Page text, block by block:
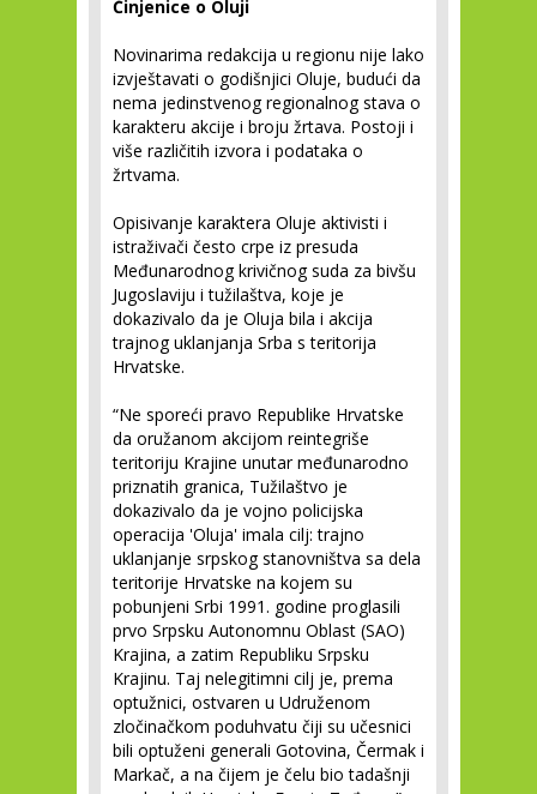
Činjenice o Oluji
Novinarima redakcija u regionu nije lako
izvještavati o godišnjici Oluje, budući da
nema jedinstvenog regionalnog stava o
karakteru akcije i broju žrtava. Postoji i
više različitih izvora i podataka o
žrtvama.
Opisivanje karaktera Oluje aktivisti i
istraživači često crpe iz presuda
Međunarodnog krivičnog suda za bivšu
Jugoslaviju i tužilaštva, koje je
dokazivalo da je Oluja bila i akcija
trajnog uklanjanja Srba s teritorija
Hrvatske.
“Ne sporeći pravo Republike Hrvatske
da oružanom akcijom reintegriše
teritoriju Krajine unutar međunarodno
priznatih granica, Tužilaštvo je
dokazivalo da je vojno policijska
operacija 'Oluja' imala cilj: trajno
uklanjanje srpskog stanovništva sa dela
teritorije Hrvatske na kojem su
pobunjeni Srbi 1991. godine proglasili
prvo Srpsku Autonomnu Oblast (SAO)
Krajina, a zatim Republiku Srpsku
Krajinu. Taj nelegitimni cilj je, prema
optužnici, ostvaren u Udruženom
zločinačkom poduhvatu čiji su učesnici
bili optuženi generali Gotovina, Čermak i
Markač, a na čijem je čelu bio tadašnji